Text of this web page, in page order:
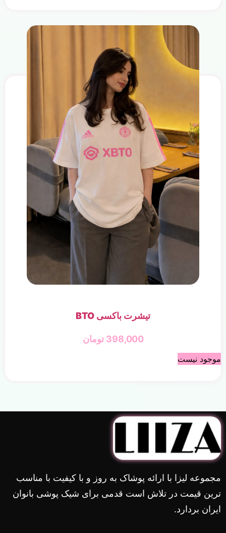
تیشرت باکسی BTO
398,000 تومان
موجود نیست
مجموعه لیزا با ارائه پوشاک به روز و با کیفیت با مناسب
ترین قیمت در تلاش است قدمی برای شیک پوشی بانوان
ایران بردارد.